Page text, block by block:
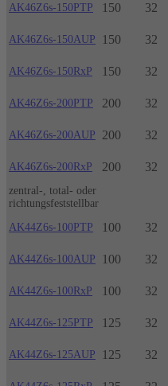
AK46Z6s-150PTP 150 32
AK46Z6s-150AUP 150 32
AK46Z6s-150RxP 150 32
AK46Z6s-200PTP 200 32
AK46Z6s-200AUP 200 32
AK46Z6s-200RxP 200 32
zentral-, total- oder
richtungsfeststellbar
AK44Z6s-100PTP
100 32
AK44Z6s-100AUP 100 32
AK44Z6s-100RxP 100 32
AK44Z6s-125PTP 125 32
AK44Z6s-125AUP 125 32